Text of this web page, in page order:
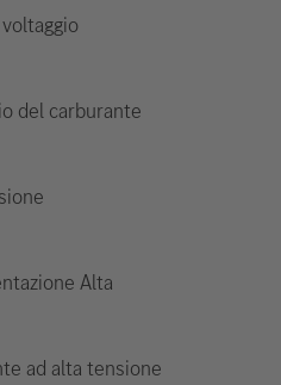
del carburante
Alta
ad alta tensione